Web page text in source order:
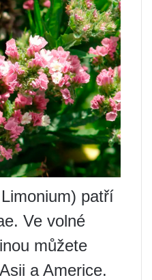
patří
Ve volné
můžete
a Americe.